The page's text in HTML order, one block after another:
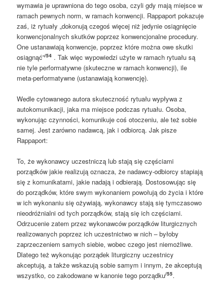
wymawia je uprawniona do tego osoba, czyli gdy mają miejsce w
ramach pewnych norm, w ramach konwencji. Rappaport pokazuje
zaś, iż rytuały „dokonują czegoś więcej niż jedynie osiągnięcie
konwencjonalnych skutków poprzez konwencjonalne procedury.
One ustanawiają konwencje, poprzez które można owe skutki
osiągnąć”/54 . Tak więc wypowiedzi użyte w ramach rytuału są
nie tyle performatywne (skuteczne w ramach konwencji), ile
meta-performatywne (ustanawiają konwencję).
Wedle cytowanego autora skuteczność rytuału wypływa z
autokomunikacji, jaka ma miejsce podczas rytuału. Osoba,
wykonując czynności, komunikuje coś otoczeniu, ale też sobie
samej. Jest zarówno nadawcą, jak i odbiorcą. Jak pisze
Rappaport:
To, że wykonawcy uczestniczą lub stają się częściami
porządków jakie realizują oznacza, że nadawcy-odbiorcy stapiają
się z komunikatami, jakie nadają i odbierają. Dostosowując się
do porządków, które swym wykonaniem powołują do życia i które
w ich wykonaniu się ożywiają, wykonawcy stają się tymczasowo
nieodróżnialni od tych porządków, stają się ich częściami.
Odrzucenie zatem przez wykonawców porządków liturgicznych
realizowanych poprzez ich uczestnictwo w nich – byłoby
zaprzeczeniem samych siebie, wobec czego jest niemożliwe.
Dlatego też wykonując porządek liturgiczny uczestnicy
akceptują, a także wskazują sobie samym i innym, że akceptują
wszystko, co zakodowane w kanonie tego porządku/55.